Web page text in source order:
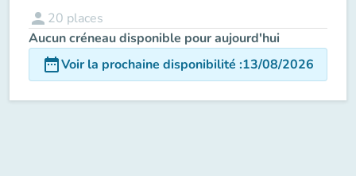
person 20 places
Aucun créneau disponible pour aujourd'hui
date_rangeVoir la prochaine disponibilité :13/08/2026